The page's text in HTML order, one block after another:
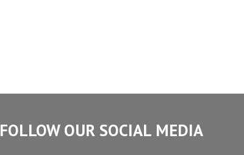
FOLLOW OUR SOCIAL MEDIA